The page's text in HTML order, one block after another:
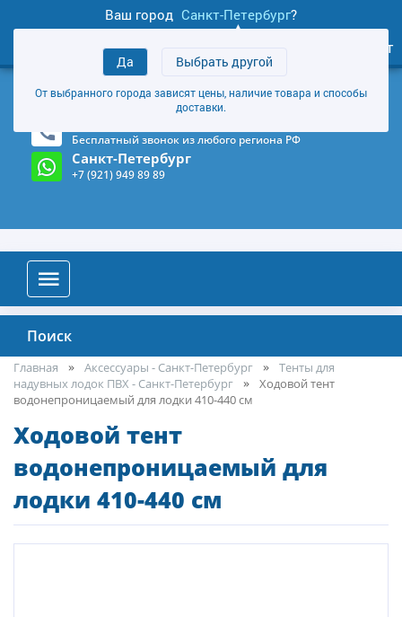
Ваш город Санкт-Петербург?
Да Выбрать другой
От выбранного города зависят цены, наличие товара и способы
доставки.
товаров
Личный кабинет
+7 (921) 949 89 89
Магазин и склад в Санкт-Петербурге (Карта)
Бесплатный звонок из любого региона РФ
Санкт-Петербург
+7 (921) 949 89 89
Поиск
Главная Аксессуары - Санкт-Петербург
Тенты для
надувных лодок ПВХ - Санкт-Петербург
Ходовой тент
водонепроницаемый для лодки 410-440 см
Ходовой тент
водонепроницаемый для
лодки 410-440 см